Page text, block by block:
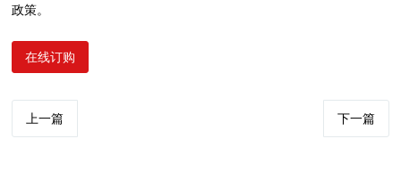
政策。
在线订购
上一篇 下一篇